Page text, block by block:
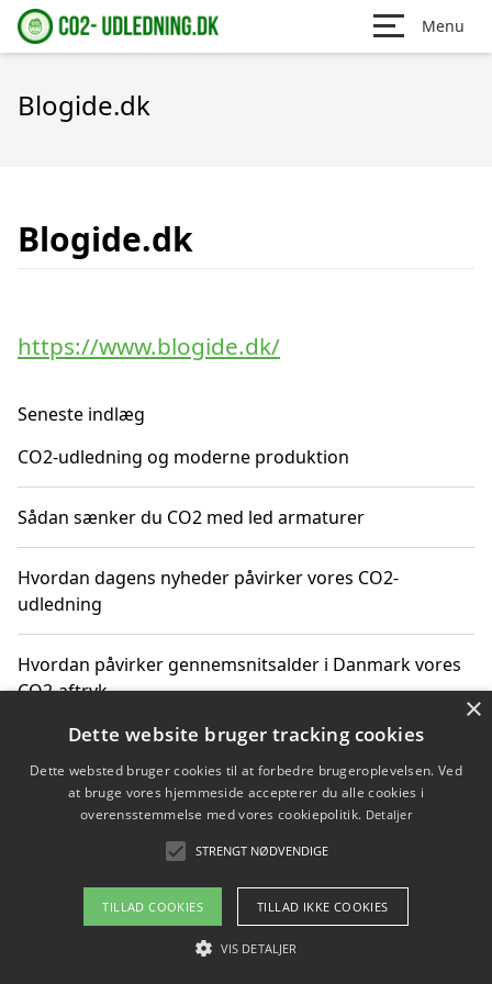
Menu
Blogide.dk
Blogide.dk
https://www.blogide.dk/
Seneste indlæg
CO2-udledning og moderne produktion
Sådan sænker du CO2 med led armaturer
Hvordan dagens nyheder påvirker vores CO2-
udledning
Hvordan påvirker gennemsnitsalder i Danmark vores
CO2-aftryk
Hvordan nyheder om CO2-udledning påvirker vores
hverdag
Om / kontakt
Blog Betingelser
×
Dette website bruger tracking cookies
Dette websted bruger cookies til at forbedre brugeroplevelsen. Ved
at bruge vores hjemmeside accepterer du alle cookies i
overensstemmelse med vores cookiepolitik. Detaljer
STRENGT NØDVENDIGE
TILLAD COOKIES TILLAD IKKE COOKIES
VIS DETALJER